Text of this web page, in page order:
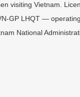
visiting Vietnam.
GP LHQT —
National